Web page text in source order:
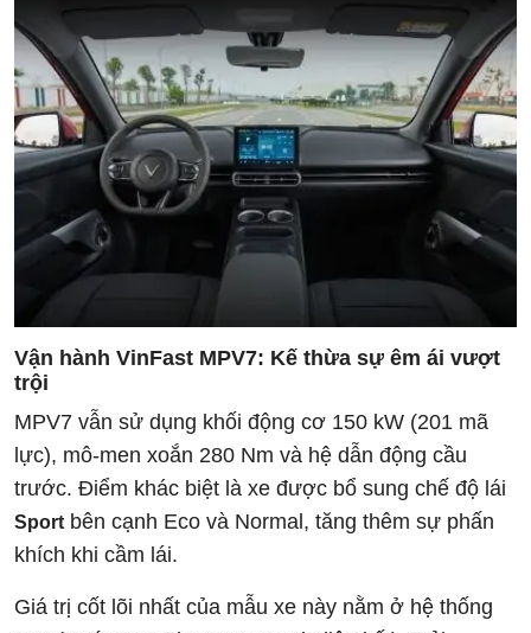
Vận hành VinFast MPV7: Kế thừa sự êm ái vượt
trội
MPV7 vẫn sử dụng khối động cơ 150 kW (201 mã
lực), mô-men xoắn 280 Nm và hệ dẫn động cầu
trước. Điểm khác biệt là xe được bổ sung chế độ lái
Sportbên cạnh Eco và Normal, tăng thêm sự phấn
khích khi cầm lái.
Giá trị cốt lõi nhất của mẫu xe này nằm ở hệ thống